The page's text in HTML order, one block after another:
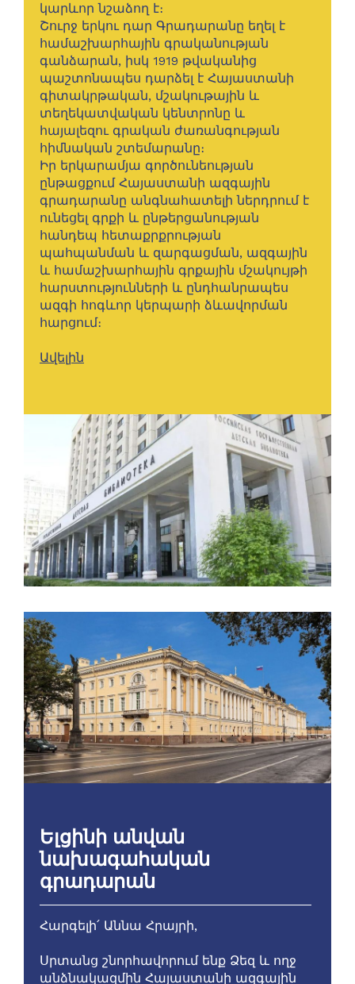
կարևոր նշաձող է։
Շուրջ երկու դար Գրադարանը եղել է
համաշխարհային գրականության
գանձարան, իսկ 1919 թվականից
պաշտոնապես դարձել է Հայաստանի
գիտակրթական, մշակութային և
տեղեկատվական կենտրոնը և
հայալեզու գրական ժառանգության
հիմնական շտեմարանը։
Իր երկարամյա գործունեության
ընթացքում Հայաստանի ազգային
գրադարանը անգնահատելի ներդրում է
ունեցել գրքի և ընթերցանության
հանդեպ հետաքրքրության
պահպանման և զարգացման, ազգային
և համաշխարհային գրքային մշակույթի
հարստությունների և ընդհանրապես
ազգի հոգևոր կերպարի ձևավորման
հարցում։
Ավելին
Ելցինի անվան
նախագահական
գրադարան
Հարգելի՛ Աննա Հրայրի,
Սրտանց շնորհավորում ենք Ձեզ և ողջ
անձնակազմին Հայաստանի ազգային